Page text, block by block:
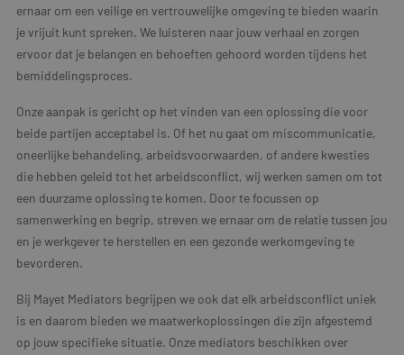
ernaar om een veilige en vertrouwelijke omgeving te bieden waarin
je vrijuit kunt spreken. We luisteren naar jouw verhaal en zorgen
ervoor dat je belangen en behoeften gehoord worden tijdens het
bemiddelingsproces.
Onze aanpak is gericht op het vinden van een oplossing die voor
beide partijen acceptabel is. Of het nu gaat om miscommunicatie,
oneerlijke behandeling, arbeidsvoorwaarden, of andere kwesties
die hebben geleid tot het arbeidsconflict, wij werken samen om tot
een duurzame oplossing te komen. Door te focussen op
samenwerking en begrip, streven we ernaar om de relatie tussen jou
en je werkgever te herstellen en een gezonde werkomgeving te
bevorderen.
Bij Mayet Mediators begrijpen we ook dat elk arbeidsconflict uniek
is en daarom bieden we maatwerkoplossingen die zijn afgestemd
op jouw specifieke situatie. Onze mediators beschikken over